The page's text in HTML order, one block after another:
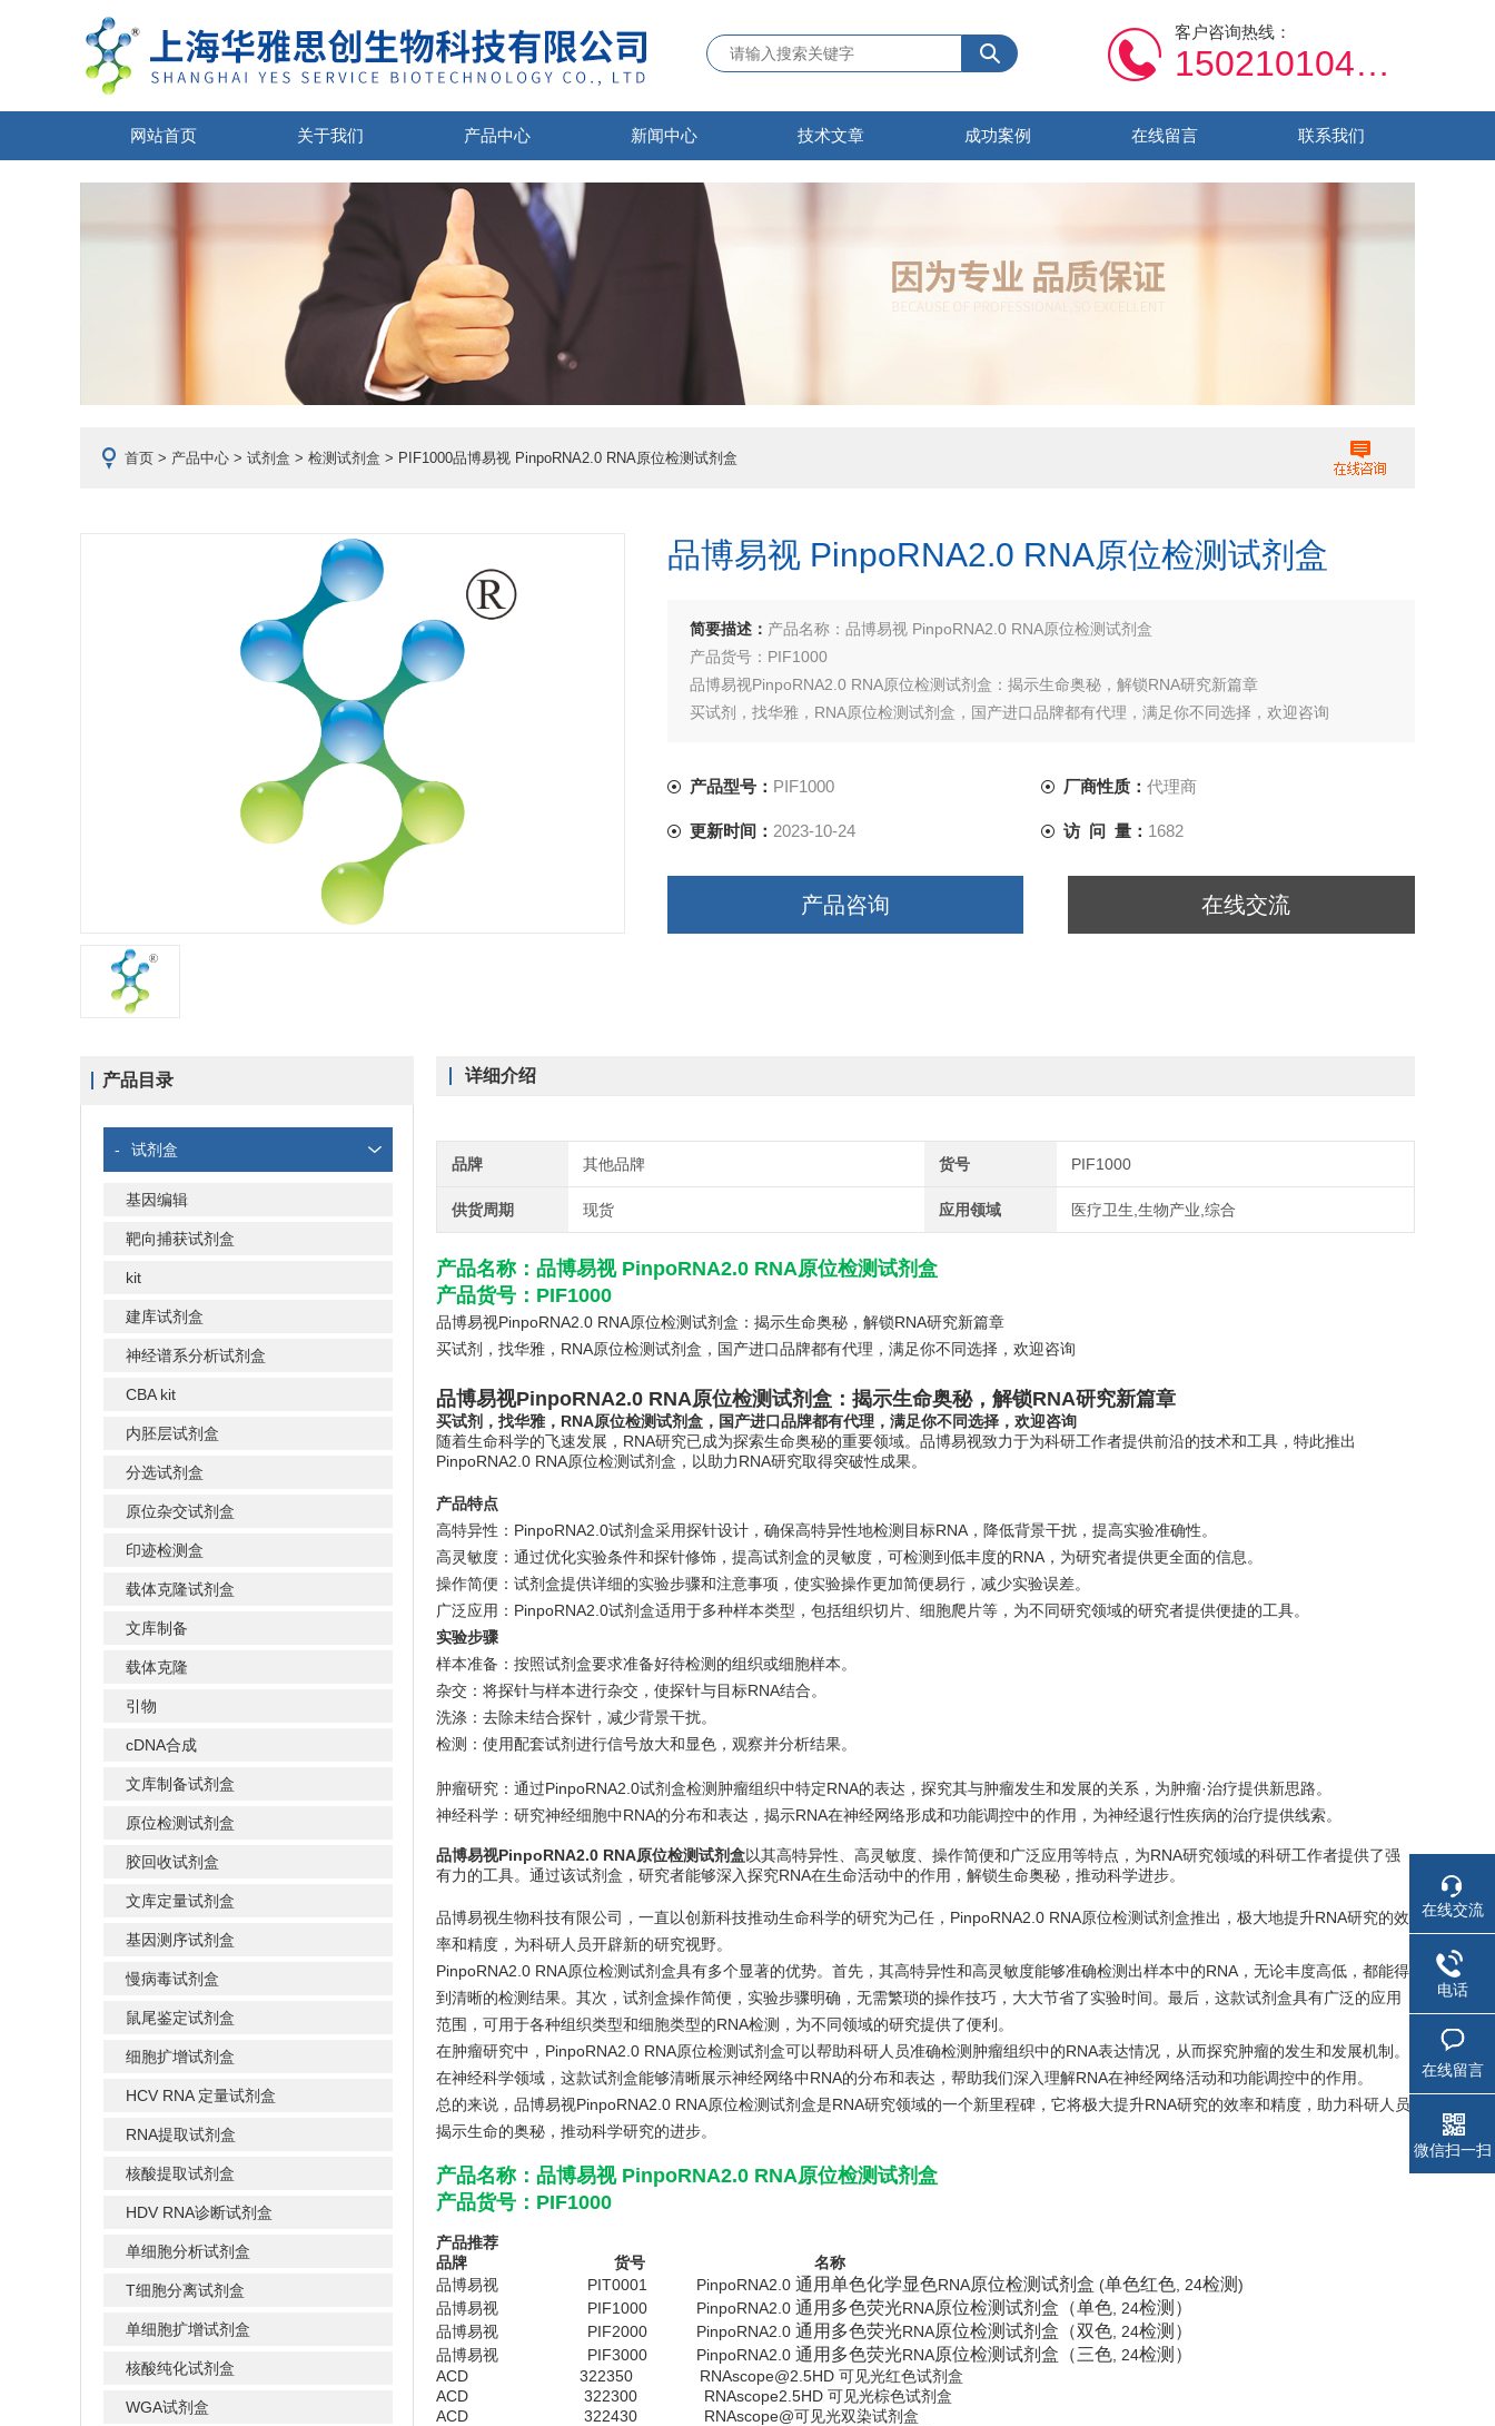
客户咨询热线：
15021010459
网站首页 关于我们 产品中心 新闻中心 技术文章 成功案例 在线留言 联系我们
首页 > 产品中心 > 试剂盒 > 检测试剂盒 > PIF1000品博易视 PinpoRNA2.0 RNA原位检测试剂盒
品博易视 PinpoRNA2.0 RNA原位检测试剂盒
简要描述： 产品名称：品博易视 PinpoRNA2.0 RNA原位检测试剂盒
产品货号：PIF1000
品博易视PinpoRNA2.0 RNA原位检测试剂盒：揭示生命奥秘，解锁RNA研究新篇章
买试剂，找华雅，RNA原位检测试剂盒，国产进口品牌都有代理，满足你不同选择，欢迎咨询
产品型号： PIF1000 厂商性质： 代理商
更新时间： 2023-10-24 访 问 量： 1682
产品咨询 在线交流
产品目录
- 试剂盒
基因编辑
靶向捕获试剂盒
kit
建库试剂盒
神经谱系分析试剂盒
CBA kit
内胚层试剂盒
分选试剂盒
原位杂交试剂盒
印迹检测盒
载体克隆试剂盒
文库制备
载体克隆
引物
cDNA合成
文库制备试剂盒
原位检测试剂盒
胶回收试剂盒
文库定量试剂盒
基因测序试剂盒
慢病毒试剂盒
鼠尾鉴定试剂盒
细胞扩增试剂盒
HCV RNA 定量试剂盒
RNA提取试剂盒
核酸提取试剂盒
HDV RNA诊断试剂盒
单细胞分析试剂盒
T细胞分离试剂盒
单细胞扩增试剂盒
核酸纯化试剂盒
WGA试剂盒
详细介绍
品牌 其他品牌 货号 PIF1000
供货周期 现货 应用领域 医疗卫生,生物产业,综合
产品名称： 品博易视 PinpoRNA2.0 RNA原位检测试剂盒
产品货号：PIF1000
品博易视PinpoRNA2.0 RNA原位检测试剂盒：揭示生命奥秘，解锁RNA研究新篇章
买试剂，找华雅，RNA原位检测试剂盒，国产进口品牌都有代理，满足你不同选择，欢迎咨询
品博易视PinpoRNA2.0 RNA原位检测试剂盒 ：揭示生命奥秘，解锁RNA研究新篇章
买试剂，找华雅，RNA原位检测试剂盒，国产进口品牌都有代理，满足你不同选择，欢迎咨询
随着生命科学的飞速发展，RNA研究已成为探索生命奥秘的重要领域。品博易视致力于为科研工作者提供前沿的技术和工具，特此推出
PinpoRNA2.0 RNA原位检测试剂盒，以助力RNA研究取得突破性成果。
产品特点
高特异性：PinpoRNA2.0试剂盒采用探针设计，确保高特异性地检测目标RNA，降低背景干扰，提高实验准确性。
高灵敏度：通过优化实验条件和探针修饰，提高试剂盒的灵敏度，可检测到低丰度的RNA，为研究者提供更全面的信息。
操作简便：试剂盒提供详细的实验步骤和注意事项，使实验操作更加简便易行，减少实验误差。
广泛应用：PinpoRNA2.0试剂盒适用于多种样本类型，包括组织切片、细胞爬片等，为不同研究领域的研究者提供便捷的工具。
实验步骤
样本准备：按照试剂盒要求准备好待检测的组织或细胞样本。
杂交：将探针与样本进行杂交，使探针与目标RNA结合。
洗涤：去除未结合探针，减少背景干扰。
检测：使用配套试剂进行信号放大和显色，观察并分析结果。
肿瘤研究：通过PinpoRNA2.0试剂盒检测肿瘤组织中特定RNA的表达，探究其与肿瘤发生和发展的关系，为肿瘤·治疗提供新思路。
神经科学：研究神经细胞中RNA的分布和表达，揭示RNA在神经网络形成和功能调控中的作用，为神经退行性疾病的治疗提供线索。
品博易视PinpoRNA2.0 RNA原位检测试剂盒以其高特异性、高灵敏度、操作简便和广泛应用等特点，为RNA研究领域的科研工作者提供了强
有力的工具。通过该试剂盒，研究者能够深入探究RNA在生命活动中的作用，解锁生命奥秘，推动科学进步。
品博易视生物科技有限公司，一直以创新科技推动生命科学的研究为己任，PinpoRNA2.0 RNA原位检测试剂盒推出，极大地提升RNA研究的效
率和精度，为科研人员开辟新的研究视野。
PinpoRNA2.0 RNA原位检测试剂盒具有多个显著的优势。首先，其高特异性和高灵敏度能够准确检测出样本中的RNA，无论丰度高低，都能得
到清晰的检测结果。其次，试剂盒操作简便，实验步骤明确，无需繁琐的操作技巧，大大节省了实验时间。最后，这款试剂盒具有广泛的应用
范围，可用于各种组织类型和细胞类型的RNA检测，为不同领域的研究提供了便利。
在肿瘤研究中，PinpoRNA2.0 RNA原位检测试剂盒可以帮助科研人员准确检测肿瘤组织中的RNA表达情况，从而探究肿瘤的发生和发展机制。
在神经科学领域，这款试剂盒能够清晰展示神经网络中RNA的分布和表达，帮助我们深入理解RNA在神经网络活动和功能调控中的作用。
总的来说，品博易视PinpoRNA2.0 RNA原位检测试剂盒是RNA研究领域的一个新里程碑，它将极大提升RNA研究的效率和精度，助力科研人员
揭示生命的奥秘，推动科学研究的进步。
产品名称： 品博易视 PinpoRNA2.0 RNA原位检测试剂盒
产品货号：PIF1000
产品推荐
品牌 货号 名称
品博易视 PIT0001 PinpoRNA2.0 通用单色化学显色RNA原位检测试剂盒 (单色红色 , 24检测)
品博易视 PIF1000 PinpoRNA2.0 通用多色荧光RNA原位检测试剂盒（单色 , 24检测）
品博易视 PIF2000 PinpoRNA2.0 通用多色荧光RNA原位检测试剂盒（双色 , 24检测）
品博易视 PIF3000 PinpoRNA2.0 通用多色荧光RNA原位检测试剂盒（三色 , 24检测）
ACD 322350 RNAscope@2.5HD 可见光红色试剂盒
ACD 322300 RNAscope2.5HD 可见光棕色试剂盒
ACD 322430 RNAscope@可见光双染试剂盒
在线交流
电话
在线留言
微信扫一扫